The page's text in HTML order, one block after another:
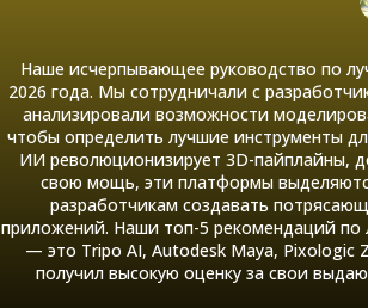
Наше исчерпывающее руководство по
2026 года. Мы сотрудничали с
анализировали возможности
чтобы определить лучшие инструменты
ИИ революционизирует 3D-пайплайны,
свою мощь, эти платформы
разработчикам создавать
приложений. Наши топ-5 рекомендаций
— это Tripo AI, Autodesk Maya, Pixologic
получил высокую оценку за свои